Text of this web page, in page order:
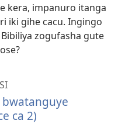
kera, impanuro itanga
iki gihe cacu. Ingingo
zogufasha gute
bwatanguye
ca 2)